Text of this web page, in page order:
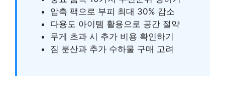
압축 팩으로 부피 최대 30% 감소
다용도 아이템 활용으로 공간 절약
무게 초과 시 추가 비용 확인하기
짐 분산과 추가 수하물 구매 고려